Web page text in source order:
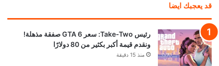
قد يعجبك ايضا
رئيس Take-Two: سعر GTA 6 صفقة مذهلة!
ونقدم قيمة أكبر بكثير من 80 دولارًا
منذ 15 دقيقة